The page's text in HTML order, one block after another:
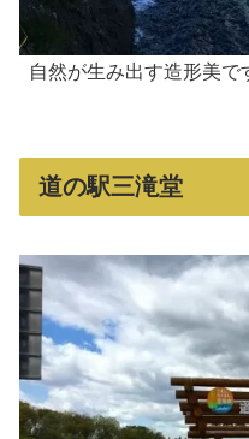
自然が生み出す造形美で
道の駅三滝堂